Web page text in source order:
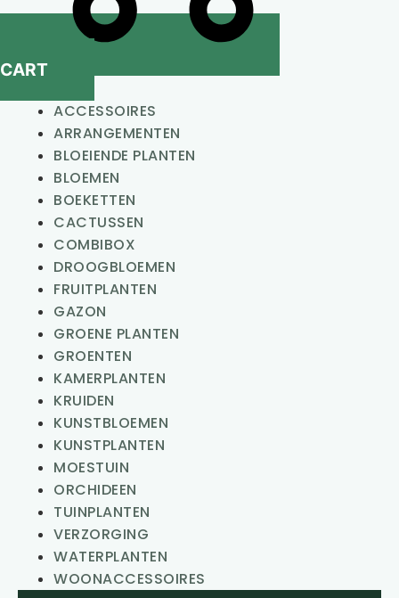
CART
ACCESSOIRES
ARRANGEMENTEN
BLOEIENDE PLANTEN
BLOEMEN
BOEKETTEN
CACTUSSEN
COMBIBOX
DROOGBLOEMEN
FRUITPLANTEN
GAZON
GROENE PLANTEN
GROENTEN
KAMERPLANTEN
KRUIDEN
KUNSTBLOEMEN
KUNSTPLANTEN
MOESTUIN
ORCHIDEEN
TUINPLANTEN
VERZORGING
WATERPLANTEN
WOONACCESSOIRES